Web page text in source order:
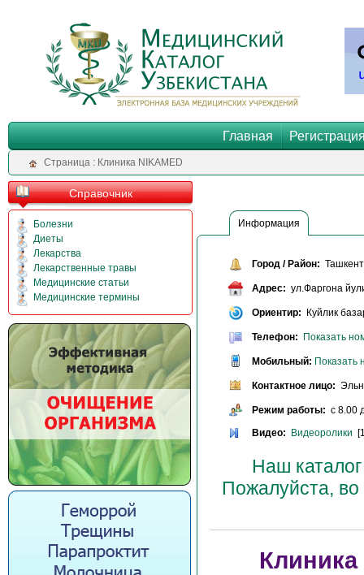
Главная
Cтраница : Клиника NIKAMED
Справочник
Болезни
Диеты
Лекарства
Лекарственные травы
Медицинские статьи
Медицинские термины
Информация
Город / Район:
Адрес: ул.Фаргона
Ориентир: Куйлик
Телефон: Показать
Мобильный: Показать
Контактное лицо:
Режим работы: с 8.00
Видео:
Видеоролики
Наш
Пожалуйста,
Клиника